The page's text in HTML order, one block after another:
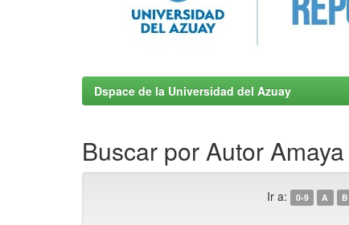
Dspace de la Universidad del Azuay
Buscar por Autor
Ir a: 0-9 A B